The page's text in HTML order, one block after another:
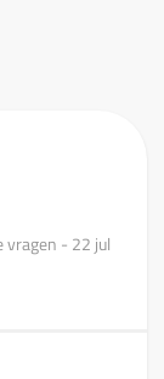
vragen - 22 jul